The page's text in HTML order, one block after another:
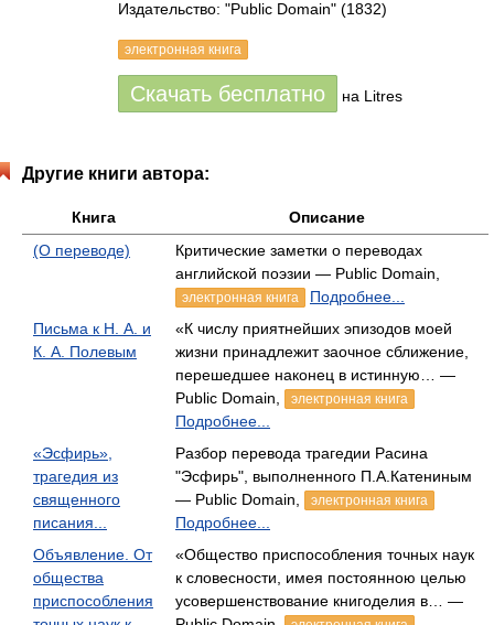
Издательство: "Public Domain" (1832)
электронная книга
Скачать бесплатно на Litres
Другие книги автора:
Книга
Описание
(О переводе)
Критические заметки о переводах
английской поэзии — Public Domain,
электронная книга
Подробнее...
Письма к Н. А. и
К. А. Полевым
«К числу приятнейших эпизодов моей
жизни принадлежит заочное сближение,
перешедшее наконец в истинную… —
Public Domain,
электронная книга
Подробнее...
«Эсфирь»,
трагедия из
священного
писания...
Разбор перевода трагедии Расина
"Эсфирь", выполненного П.А.Катениным
— Public Domain,
электронная книга
Подробнее...
Объявление. От
общества
приспособления
«Общество приспособления точных наук
к словесности, имея постоянною целью
усовершенствование книгоделия в… —